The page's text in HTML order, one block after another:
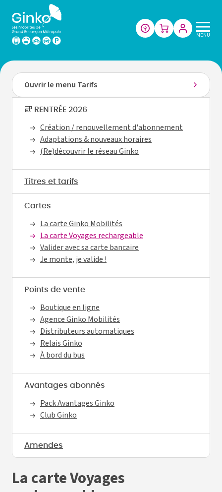
Les
mobilités
Besançon
Métropole
MENU
Ouvrir le menu Tarifs
🎒 RENTRÉE 2026
Création / renouvellement d'abonnement
Adaptations & nouveaux horaires
(Re)découvrir le réseau Ginko
Titres et tarifs
Cartes
La carte Ginko Mobilités
La carte Voyages rechargeable
Valider avec sa carte bancaire
Je monte, je valide !
Points de vente
Boutique en ligne
Agence Ginko Mobilités
Distributeurs automatiques
Relais Ginko
À bord du bus
Avantages abonnés
Pack Avantages Ginko
Club Ginko
Amendes
La carte Voyages